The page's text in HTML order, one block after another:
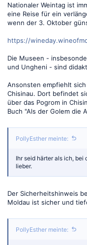
Nationaler Weintag ist
eine Reise für ein
wenn der 3. Oktober
https://
Die Museen -
und Ungheni - sind
Ansonsten empfiehlt
Chisinau. Dort befindet
über das Pogrom in
Buch "Als der Golem die
PollyEsther meinte:
Ihr seid härter als ich, bei
lieber.
Der Sicherheitshinweis
Moldau ist sicher und
PollyEsther meinte: